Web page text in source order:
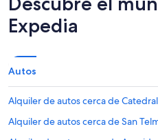
Expedia
Autos
Alquiler de autos cerca de
Alquiler de autos cerca de San